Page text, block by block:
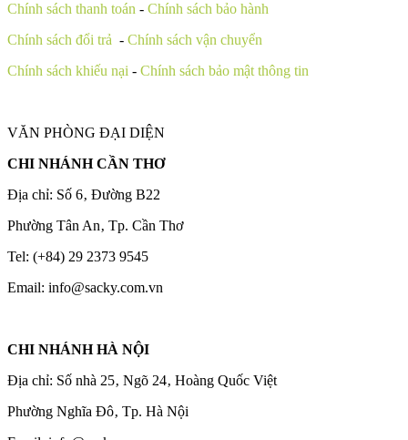
Chính sách thanh toán - Chính sách bảo hành
Chính sách đổi trả - Chính sách vận chuyển
Chính sách khiếu nại - Chính sách bảo mật thông tin
VĂN PHÒNG ĐẠI DIỆN
CHI NHÁNH CẦN THƠ
Địa chỉ: Số 6‚ Đường B22
Phường Tân An‚ Tp. Cần Thơ
Tel: (+84) 29 2373 9545
Email: info@sacky.com.vn
CHI NHÁNH HÀ NỘI
Địa chỉ: Số nhà 25‚ Ngõ 24‚ Hoàng Quốc Việt
Phường Nghĩa Đô‚ Tp. Hà Nội